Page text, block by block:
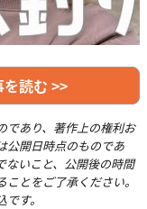
読む >>
であり、著作上の権利お
公開日時点のものであ
ないこと、公開後の時間
とをご了承ください。
す。